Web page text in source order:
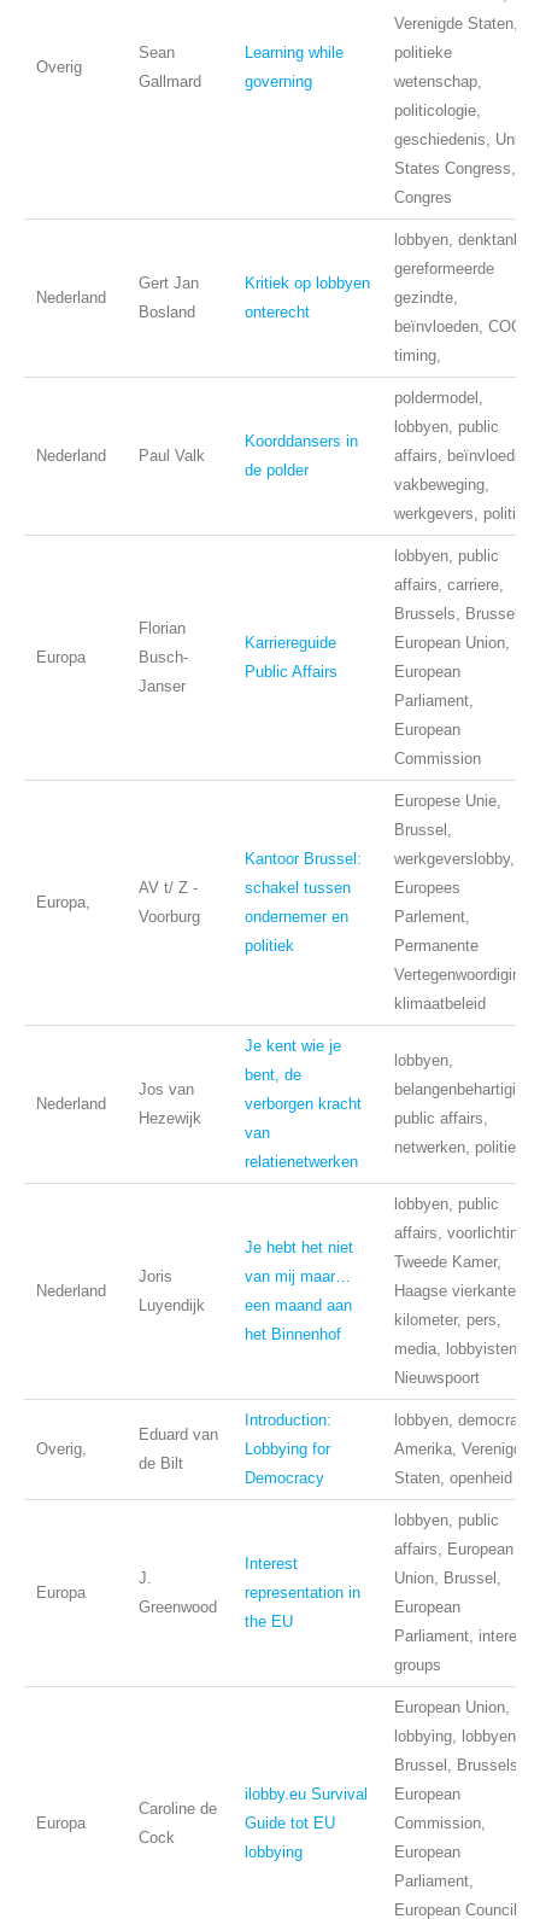
Overig
Sean
Gallmard
Learning while
governing
Verenigde Staten,
politieke
wetenschap,
politicologie,
geschiedenis, United
States Congress,
Congres
Nederland
Gert Jan
Bosland
Kritiek op lobbyen
onterecht
lobbyen, denktank,
gereformeerde
gezindte,
beïnvloeden, COC,
timing,
Nederland Paul Valk
Koorddansers in
de polder
poldermodel,
lobbyen, public
affairs, beïnvloeding,
vakbeweging,
werkgevers, politiek
Europa
Florian
Busch-
Janser
Karriereguide
Public Affairs
lobbyen, public
affairs, carriere,
Brussels, Brussel,,
European Union,
European
Parliament,
European
Commission
Europa,
AV t/ Z -
Voorburg
Kantoor Brussel:
schakel tussen
ondernemer en
politiek
Europese Unie,
Brussel,
werkgeverslobby,
Europees
Parlement,
Permanente
Vertegenwoordiging,
klimaatbeleid
Nederland
Jos van
Hezewijk
Je kent wie je
bent, de
verborgen kracht
van
relatienetwerken
lobbyen,
belangenbehartiging,
public affairs,
netwerken, politiek
Nederland
Joris
Luyendijk
Je hebt het niet
van mij maar…
een maand aan
het Binnenhof
lobbyen, public
affairs, voorlichting,
Tweede Kamer,
Haagse vierkante
kilometer, pers,
media, lobbyisten,
Nieuwspoort
Overig,
Eduard van
de Bilt
Introduction:
Lobbying for
Democracy
lobbyen, democratie,
Amerika, Verenigde
Staten, openheid
Europa
J.
Greenwood
Interest
representation in
the EU
lobbyen, public
affairs, European
Union, Brussel,
European
Parliament, interest
groups
Europa
Caroline de
Cock
ilobby.eu Survival
Guide tot EU
lobbying
European Union,
lobbying, lobbyen,
Brussel, Brussels,
European
Commission,
European
Parliament,
European Council,